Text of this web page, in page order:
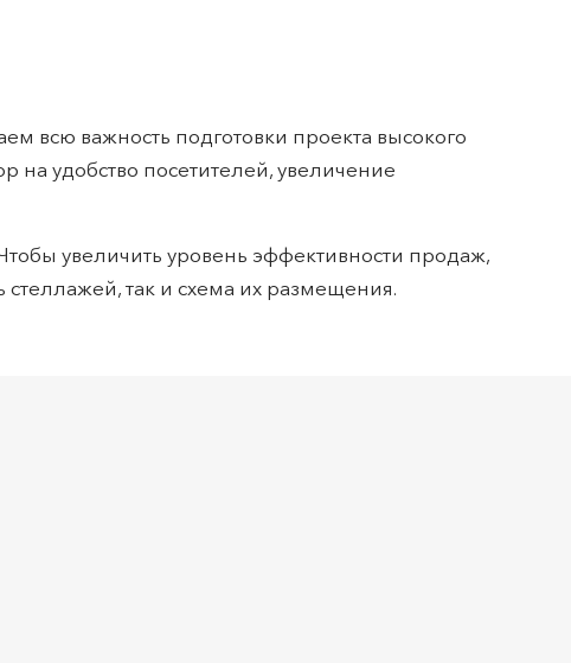
всю важность подготовки проекта высокого
на удобство посетителей, увеличение
увеличить уровень эффективности продаж,
так и схема их размещения.